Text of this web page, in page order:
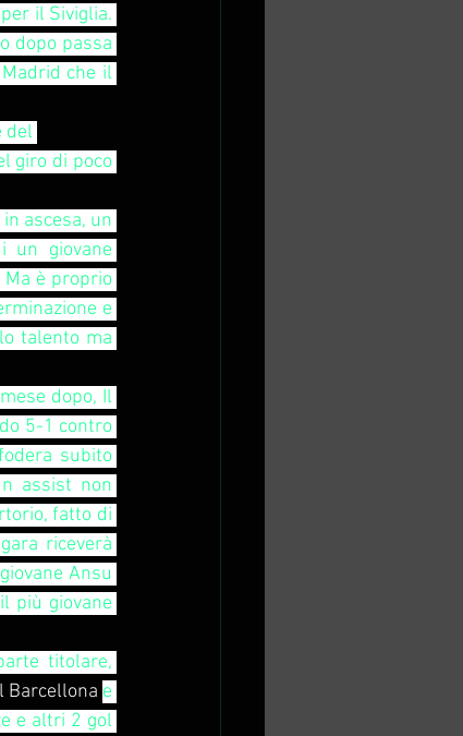
il Siviglia.
dopo passa
che il
del
giro di poco
ascesa, un
un giovane
è proprio
e
talento ma
dopo, Il
5-1 contro
subito
assist non
fatto di
riceverà
Ansu
più giovane
titolare,
Barcellona e
e altri 2 gol